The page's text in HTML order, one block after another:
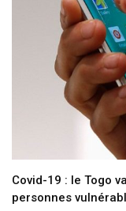
Covid-19 : le Togo
personnes